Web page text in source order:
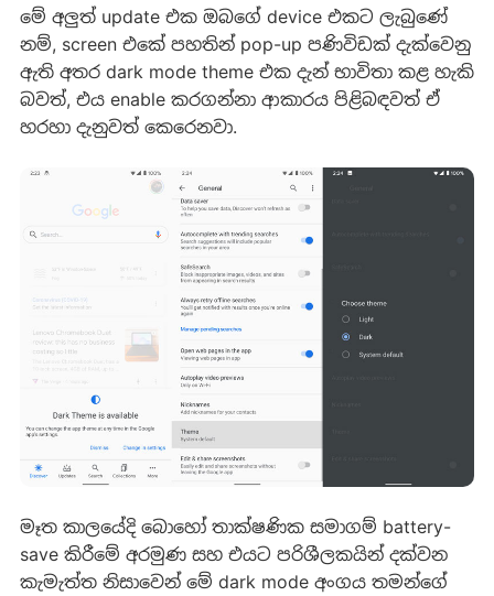
මේ අලුත් update එක ඔබගේ device එකට ලැබුණේ
නම්, screen එකේ පහතින් pop-up පණිවිඩක් දැක්වෙනු
ඇති අතර dark mode theme එක දැන් භාවිතා කළ හැකි
බවත්, එය enable කරගන්නා ආකාරය පිළිබඳවත් ඒ
හරහා දැනුවත් කෙරෙනවා.
මෑත කාලයේදි බොහෝ තාක්ෂණික සමාගම් battery-
save කිරීමේ අරමුණ සහ එයට පරිශීලකයින් දක්වන
කැමැත්ත නිසාවෙන් මේ dark mode අංගය තමන්ගේ